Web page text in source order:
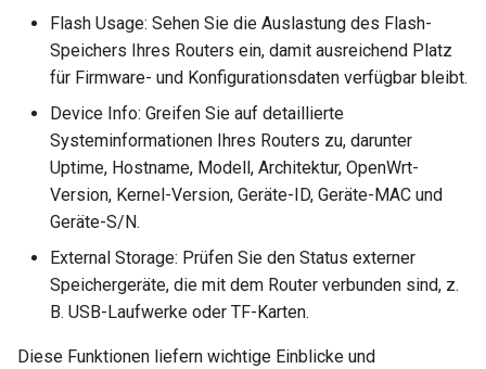
Flash Usage: Sehen Sie die Auslastung des Flash-
Speichers Ihres Routers ein, damit ausreichend Platz
für Firmware- und Konfigurationsdaten verfügbar bleibt.
Device Info: Greifen Sie auf detaillierte
Systeminformationen Ihres Routers zu, darunter
Uptime, Hostname, Modell, Architektur, OpenWrt-
Version, Kernel-Version, Geräte-ID, Geräte-MAC und
Geräte-S/N.
External Storage: Prüfen Sie den Status externer
Speichergeräte, die mit dem Router verbunden sind, z.
B. USB-Laufwerke oder TF-Karten.
Diese Funktionen liefern wichtige Einblicke und